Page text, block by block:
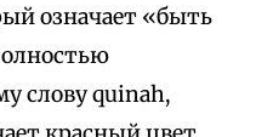
означает «быть
слову quinah,